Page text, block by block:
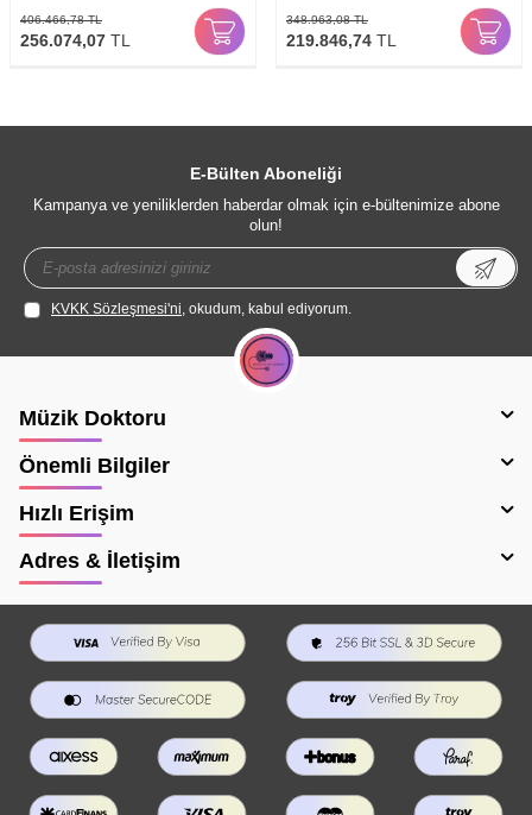
406.466,78TL
256.074,07 TL
348.963,08TL
219.846,74 TL
E-Bülten Aboneliği
Kampanya ve yeniliklerden haberdar olmak için e-bültenimize abone
olun!
KVKK Sözleşmesi'ni, okudum, kabul ediyorum.
Müzik Doktoru
Önemli Bilgiler
Hızlı Erişim
Adres & İletişim